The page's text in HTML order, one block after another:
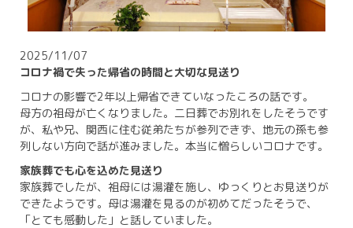
2025/11/07
コロナ禍で失った帰省の時間と大切な見送り
コロナの影響で2年以上帰省できていなったころの話です。
母方の祖母が亡くなりました。二日葬でお別れをしたそうです
が、私や兄、関西に住む従弟たちが参列できず、地元の孫も参
列しない方向で話が進みました。本当に憎らしいコロナです。
家族葬でも心を込めた見送り
家族葬でしたが、祖母には湯灌を施し、ゆっくりとお見送りが
できたようです。母は湯灌を見るのが初めてだったそうで、
「とても感動した」と話していました。